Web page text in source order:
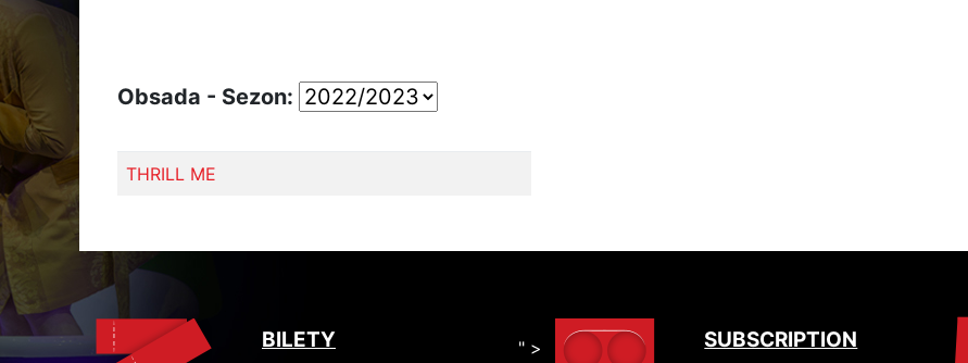
Obsada - Sezon:
THRILL ME
BILETY " > SUBSCRIPTION